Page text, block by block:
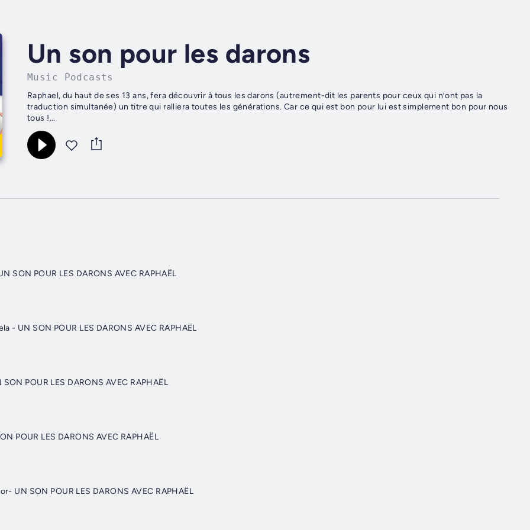
Un son pour les darons
Music Podcasts
Raphael, du haut de ses 13 ans, fera découvrir à tous les darons (autrement-dit les parents pour ceux qui n’ont pas la
traduction simultanée) un titre qui ralliera toutes les générations. Car ce qui est bon pour lui est simplement bon pour nous
tous !...
SON POUR LES DARONS AVEC RAPHAËL
- UN SON POUR LES DARONS AVEC RAPHAËL
POUR LES DARONS AVEC RAPHAËL
POUR LES DARONS AVEC RAPHAËL
UN SON POUR LES DARONS AVEC RAPHAËL